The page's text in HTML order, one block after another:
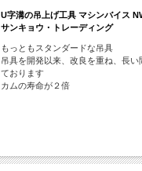
U字溝の吊上げ工具 マシンバイス
サンキョウ・トレーディング
もっともスタンダードな吊具
吊具を開発以来、改良を重ね、長
ております
カムの寿命が２倍